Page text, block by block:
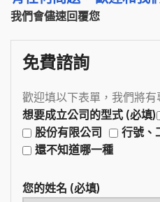
我們會儘速回覆您
免費諮詢
歡迎填以下表單，我們將
想要成立公司的型式 (必填)
股份有限公司
行號、
還不知道哪一種
您的姓名 (必填)